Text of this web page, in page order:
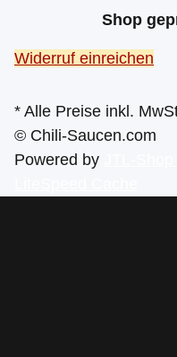
Shop
Widerruf einreichen
* Alle Preise inkl.
© Chili-Saucen.com
Powered by